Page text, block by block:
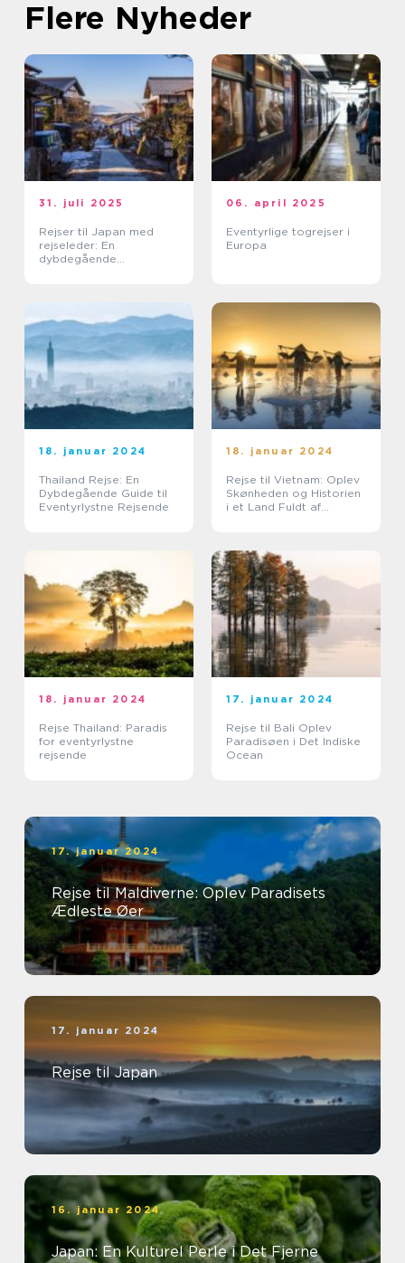
Flere Nyheder
31. juli 2025
Rejser til Japan med
rejseleder: En
dybdegående
06. april 2025
Eventyrlige togrejser i
Europa
18. januar 2024
Thailand Rejse: En
Dybdegående Guide til
Eventyrlystne Rejsende
18. januar 2024
Rejse til Vietnam: Oplev
Skønheden og Historien
i et Land Fuldt af
18. januar 2024
Rejse Thailand: Paradis
for eventyrlystne
rejsende
17. januar 2024
Rejse til Bali Oplev
Paradisøen i Det Indiske
Ocean
17. januar 2024
Rejse til Maldiverne: Oplev Paradisets
Ædleste Øer
17. januar 2024
Rejse til Japan
16. januar 2024
Japan: En Kulturel Perle i Det Fjerne